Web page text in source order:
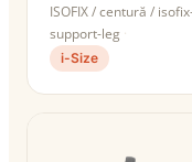
ISOFIX / centură /
support-leg
i-Size